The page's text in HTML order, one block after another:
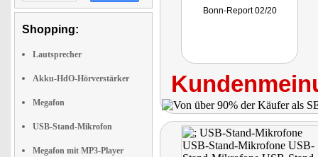
Shopping:
Lautsprecher
Akku-HdO-Hörverstärker
Megafon
USB-Stand-Mikrofon
Megafon mit MP3-Player
Bonn-Report 02/20